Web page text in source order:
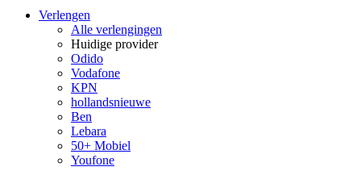
Verlengen
Alle verlengingen
Huidige provider
Odido
Vodafone
KPN
hollandsnieuwe
Ben
Lebara
50+ Mobiel
Youfone